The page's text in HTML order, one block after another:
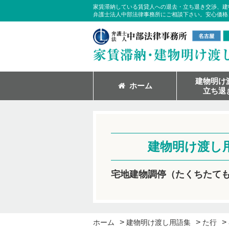
家賃滞納している賃貸人への退去・立ち退き交渉、
弁護士法人中部法律事務所にご相談下さい。安心価
ホーム
建物明け
立ち退
建物明け渡し
宅地建物調停（たくちたて
ホーム > 建物明け渡し用語集 > た行 >